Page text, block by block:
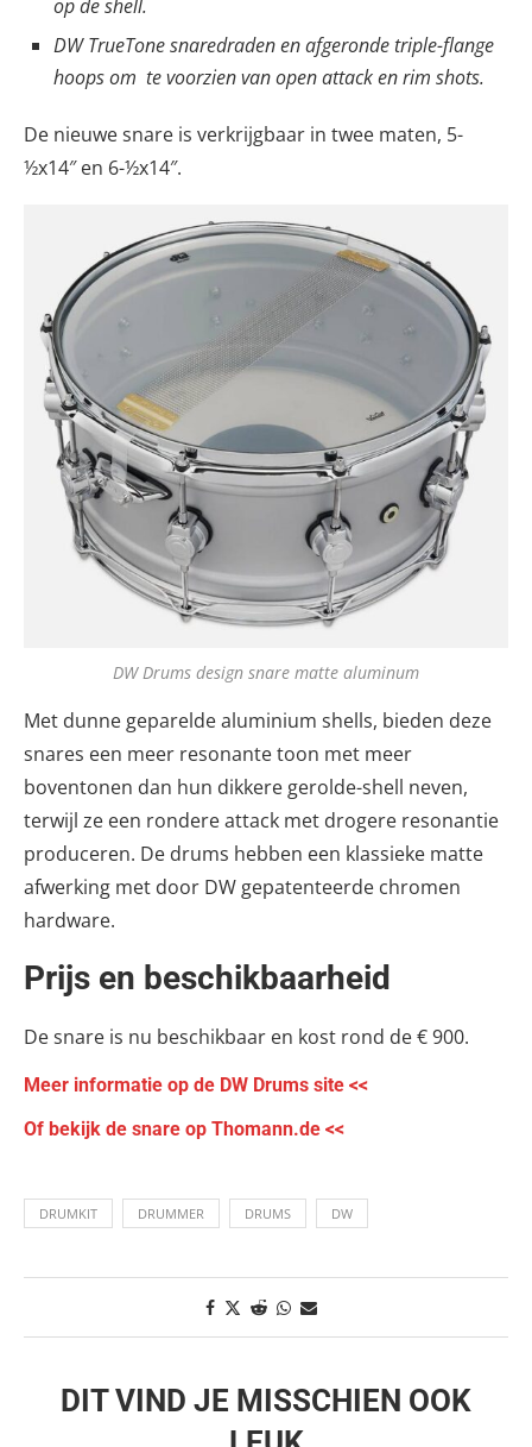
op de shell.
DW TrueTone snaredraden en afgeronde triple-flange
hoops om te voorzien van open attack en rim shots.
De nieuwe snare is verkrijgbaar in twee maten, 5-
½x14″ en 6-½x14″.
DW Drums design snare matte aluminum
Met dunne geparelde aluminium shells, bieden deze
snares een meer resonante toon met meer
boventonen dan hun dikkere gerolde-shell neven,
terwijl ze een rondere attack met drogere resonantie
produceren. De drums hebben een klassieke matte
afwerking met door DW gepatenteerde chromen
hardware.
Prijs en beschikbaarheid
De snare is nu beschikbaar en kost rond de€900.
Meer informatie op de DW Drums site <<
Of bekijk de snare op Thomann.de <<
DRUMKIT DRUMMER DRUMS DW
DIT VIND JE MISSCHIEN OOK